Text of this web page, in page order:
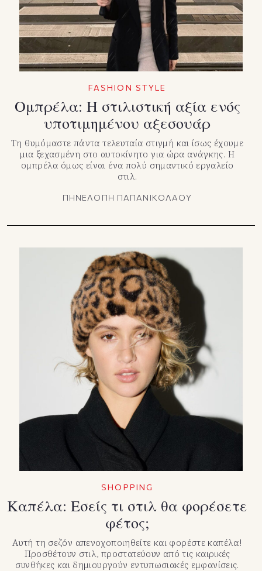
FASHION STYLE
Ομπρέλα: Η στιλιστική αξία ενός
υποτιμημένου αξεσουάρ
Τη θυμόμαστε πάντα τελευταία στιγμή και ίσως έχουμε
μια ξεχασμένη στο αυτοκίνητο για ώρα ανάγκης. Η
ομπρέλα όμως είναι ένα πολύ σημαντικό εργαλείο
στιλ.
ΠΗΝΕΛΟΠΗ ΠΑΠΑΝΙΚΟΛΑΟΥ
SHOPPING
Καπέλα: Εσείς τι στιλ θα φορέσετε
φέτος;
Αυτή τη σεζόν απενοχοποιηθείτε και φορέστε καπέλα!
Προσθέτουν στιλ, προστατεύουν από τις καιρικές
συνθήκες και δημιουργούν εντυπωσιακές εμφανίσεις.